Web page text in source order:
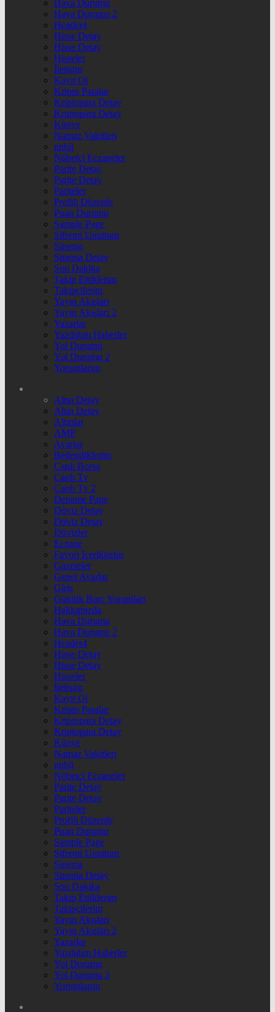
Hava Durumu
Hava Durumu 2
Header4
Hisse Detay
Hisse Detay
Hisseler
İletişim
Kayıt Ol
Kripto Paralar
Kriptopara Detay
Kriptopara Detay
Künye
Namaz Vakitleri
nnbil
Nöbetçi Eczaneler
Parite Detay
Parite Detay
Pariteler
Profili Düzenle
Puan Durumu
Sample Page
Şifremi Unuttum
Sinema
Sinema Detay
Son Dakika
Takip Ettiklerim
Takipçilerim
Yayın Akışları
Yayın Akışları 2
Yazarlar
Yazdığım Haberler
Yol Durumu
Yol Durumu 2
Yorumlarım
Altın Detay
Altın Detay
Altınlar
AMP
Ayarlar
Beğendiklerim
Canlı Borsa
Canlı Tv
Canlı Tv 2
Deneme Page
Döviz Detay
Döviz Detay
Dövizler
Eczane
Favori İçeriklerim
Gazeteler
Genel Ayarlar
Giriş
Günlük Burç Yorumları
Hakkımızda
Hava Durumu
Hava Durumu 2
Header4
Hisse Detay
Hisse Detay
Hisseler
İletişim
Kayıt Ol
Kripto Paralar
Kriptopara Detay
Kriptopara Detay
Künye
Namaz Vakitleri
nnbil
Nöbetçi Eczaneler
Parite Detay
Parite Detay
Pariteler
Profili Düzenle
Puan Durumu
Sample Page
Şifremi Unuttum
Sinema
Sinema Detay
Son Dakika
Takip Ettiklerim
Takipçilerim
Yayın Akışları
Yayın Akışları 2
Yazarlar
Yazdığım Haberler
Yol Durumu
Yol Durumu 2
Yorumlarım